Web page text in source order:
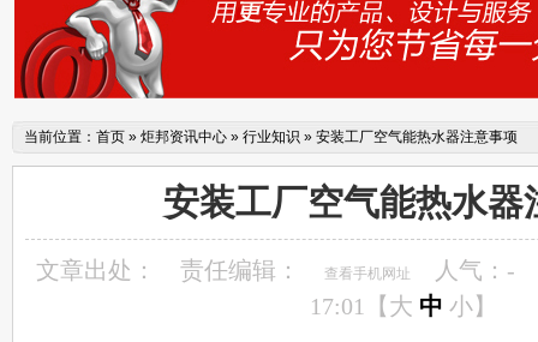
当前位置： 首页 » 炬邦资讯中心 » 行业知识 » 安装工厂空气能热水器注意事项
安装工厂空气能热水器
文章出处： 责任编辑： 查看手机网址 人气： -
17:01【 大 中 小】